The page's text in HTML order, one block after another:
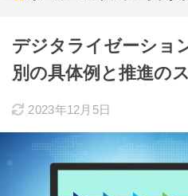
デジタライゼーショ
別の具体例と推進の
2023年12月5日